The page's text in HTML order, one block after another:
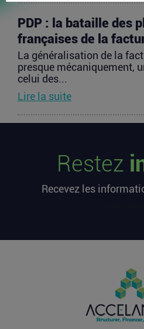
PDP : la bataille des
françaises de la
La généralisation de la
presque mécaniquement,
celui des...
Lire la suite
digitalise
voyageurs
Les formalités de voyage
zones les moins fluides de
de l’argent dans une
milliards de dollars ?
Après avoir levé près de
atteint une valorisation de
Restez
Recevez les